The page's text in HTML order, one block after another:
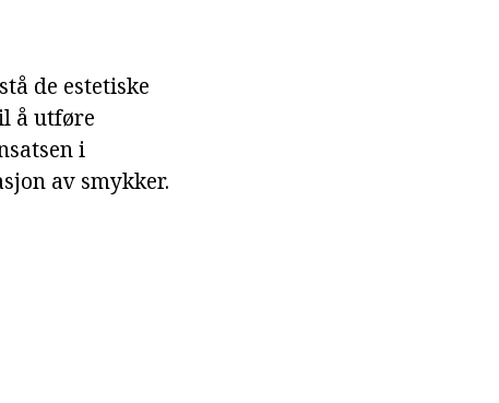
de estetiske
å utføre
i
av smykker.